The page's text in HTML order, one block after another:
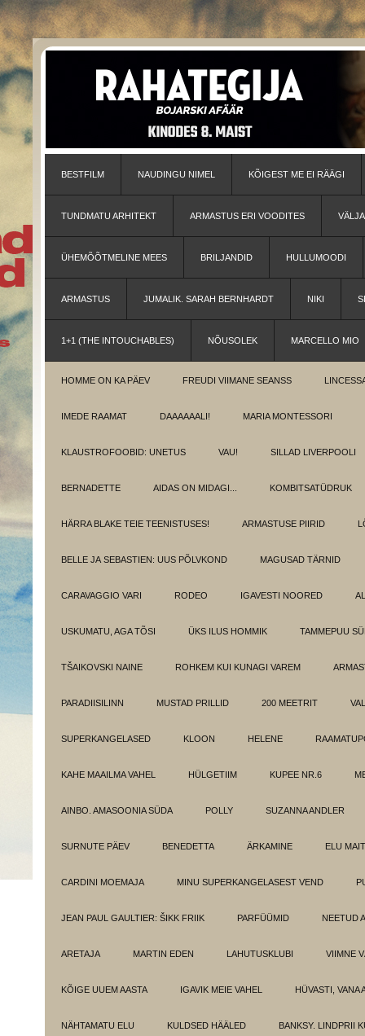
BESTFILM NAUDINGU NIMEL KÕIGEST ME EI RÄÄGI
TUNDMATU ARHITEKT ARMASTUS ERI VOODITES
ÜHEMÕÕTMELINE MEES BRILJANDID HULLUMOODI
ARMASTUS JUMALIK. SARAH BERNHARDT NIKI
1+1 (THE INTOUCHABLES) NÕUSOLEK MARCELLO MIO
HOMME ON KA PÄEV FREUDI VIIMANE SEANSS
IMEDE RAAMAT DAAAAAALI! MARIA MONTESSORI
KLAUSTROFOOBID: UNETUS VAU! SILLAD LIVERPOOLI
BERNADETTE AIDAS ON MIDAGI... KOMBITSATÜDRUK
HÄRRA BLAKE TEIE TEENISTUSES! ARMASTUSE PIIRID
BELLE JA SEBASTIEN: UUS PÕLVKOND MAGUSAD TÄRNID
CARAVAGGIO VARI RODEO IGAVESTI NOORED
USKUMATU, AGA TÕSI ÜKS ILUS HOMMIK TAMMEPUU
TŠAIKOVSKI NAINE ROHKEM KUI KUNAGI VAREM
PARADIISILINN MUSTAD PRILLID 200 MEETRIT
SUPERKANGELASED KLOON HELENE
KAHE MAAILMA VAHEL HÜLGETIIM KUPEE NR.6
AINBO. AMASOONIA SÜDA POLLY SUZANNA ANDLER
SURNUTE PÄEV BENEDETTA ÄRKAMINE ELU
CARDINI MOEMAJA MINU SUPERKANGELASEST VEND
JEAN PAUL GAULTIER: ŠIKK FRIIK PARFÜÜMID NEETUD
ARETAJA MARTIN EDEN LAHUTUSKLUBI VIIMNE
KÕIGE UUEM AASTA IGAVIK MEIE VAHEL HÜVASTI, VANA
NÄHTAMATU ELU KULDSED HÄÄLED BANKSY. LINDPRII